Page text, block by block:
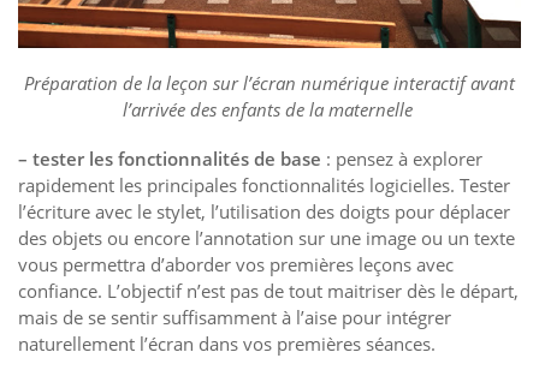
Préparation de la leçon sur l’écran numérique interactif avant
l’arrivée des enfants de la maternelle
– tester les fonctionnalités de base : pensez à explorer
rapidement les principales fonctionnalités logicielles. Tester
l’écriture avec le stylet, l’utilisation des doigts pour déplacer
des objets ou encore l’annotation sur une image ou un texte
vous permettra d’aborder vos premières leçons avec
confiance. L’objectif n’est pas de tout maitriser dès le départ,
mais de se sentir suffisamment à l’aise pour intégrer
naturellement l’écran dans vos premières séances.